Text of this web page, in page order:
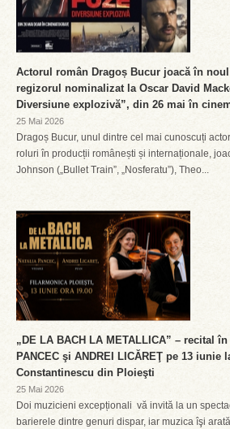
Actorul român Dragoș Bucur joacă în
regizorul nominalizat la Oscar David
Diversiune explozivă”, din 26 mai în
25 Mai 2026
Dragoș Bucur, unul dintre cel mai cunoscuți
roluri în producții românești și internaționale,
Johnson („Bullet Train”, „Nosferatu”), Theo...
„DE LA BACH LA METALLICA” – recital
PANCEC şi ANDREI LICĂREŢ pe 13 iunie
Constantinescu din Ploieşti
25 Mai 2026
Doi muzicieni excepționali vă invită la un
barierele dintre genuri dispar, iar muzica îşi